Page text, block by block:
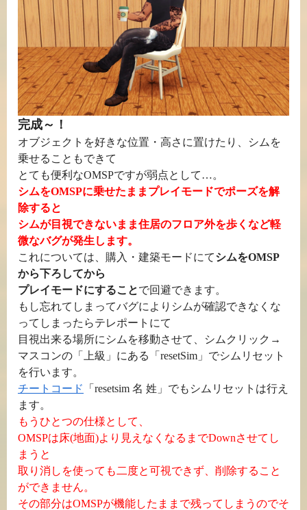
完成～！
オブジェクトを好きな位置・高さに置けたり、シムを
乗せることもできて
とても便利なOMSPですが弱点として…。
シムをOMSPに乗せたままプレイモードでポーズを解
除すると
シムが目視できないまま住居のフロア外を歩くなど軽
微なバグが発生します。
これについては、購入・建築モードにてシムをOMSP
から下ろしてから
プレイモードにすることで回避できます。
もし忘れてしまってバグによりシムが確認できなくな
ってしまったらテレポートにて
目視出来る場所にシムを移動させて、シムクリック→
マスコンの「上級」にある「resetSim」でシムリセット
を行います。
チートコード
「resetsim 名 姓」でもシムリセットは行え
ます。
もうひとつの仕様として、
OMSPは床(地面)より見えなくなるまでDownさせてし
まうと
取り消しを使っても二度と可視できず、削除すること
ができません。
その部分はOMSPが機能したままで残ってしまうのでそ